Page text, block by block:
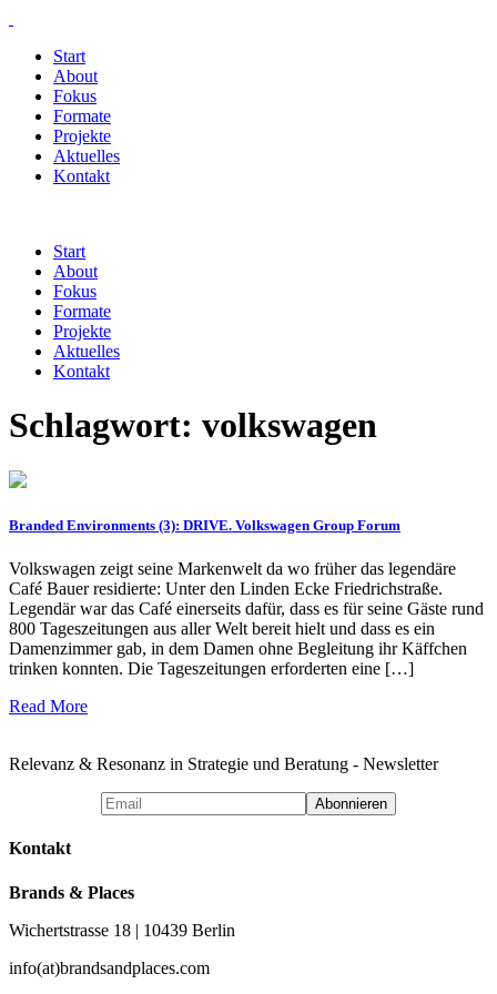
Start
About
Fokus
Formate
Projekte
Aktuelles
Kontakt
Start
About
Fokus
Formate
Projekte
Aktuelles
Kontakt
Schlagwort: volkswagen
Branded Environments (3): DRIVE. Volkswagen Group Forum
Volkswagen zeigt seine Markenwelt da wo früher das legendäre
Café Bauer residierte: Unter den Linden Ecke Friedrichstraße.
Legendär war das Café einerseits dafür, dass es für seine Gäste rund
800 Tageszeitungen aus aller Welt bereit hielt und dass es ein
Damenzimmer gab, in dem Damen ohne Begleitung ihr Käffchen
trinken konnten. Die Tageszeitungen erforderten eine […]
Read More
Relevanz & Resonanz in Strategie und Beratung - Newsletter
Kontakt
Brands & Places
Wichertstrasse 18 | 10439 Berlin
info(at)brandsandplaces.com